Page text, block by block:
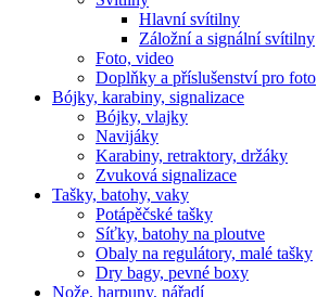
Hlavní svítilny
Záložní a signální svítilny
Foto, video
Doplňky a příslušenství pro foto
Bójky, karabiny, signalizace
Bójky, vlajky
Navijáky
Karabiny, retraktory, držáky
Zvuková signalizace
Tašky, batohy, vaky
Potápěčské tašky
Síťky, batohy na ploutve
Obaly na regulátory, malé tašky
Dry bagy, pevné boxy
Nože, harpuny, nářadí